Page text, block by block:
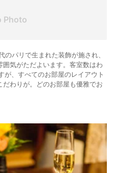
パリで生まれた装飾が施され、
気がただよいます。客室数はわ
、すべてのお部屋のレイアウト
わりが。どのお部屋も優雅でお